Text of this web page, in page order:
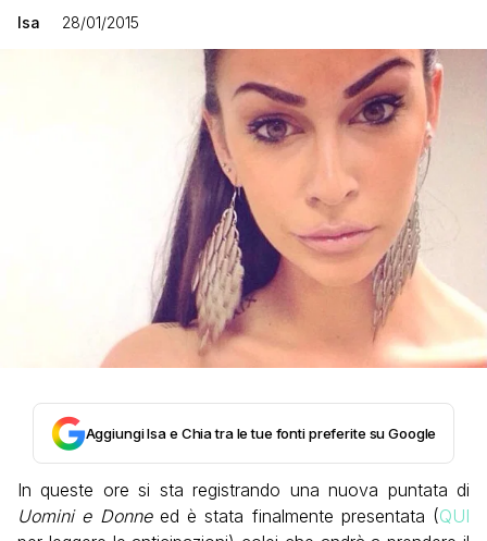
Isa 28/01/2015
Aggiungi Isa e Chia tra le tue fonti preferite su Google
In queste ore si sta registrando una nuova puntata di
Uomini e Donneed è stata finalmente presentata (QUI